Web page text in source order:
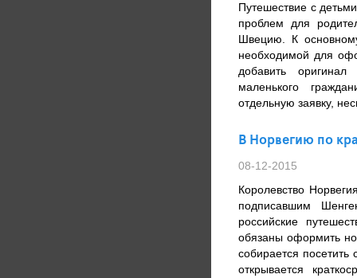
Путешествие с
проблем для
Швецию. К
необходимой для
добавить
маленького
отдельную заявку,
В Норвегию по
08-12-2015
Королевство
подписавшим
российские
обязаны оформить
собирается посетить
открывается